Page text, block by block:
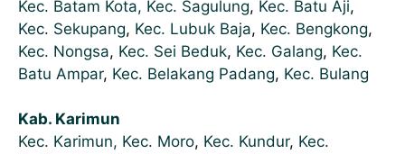
Kec. Batam Kota, Kec. Sagulung, Kec. Batu Aji,
Kec. Sekupang, Kec. Lubuk Baja, Kec. Bengkong,
Kec. Nongsa, Kec. Sei Beduk, Kec. Galang, Kec.
Batu Ampar, Kec. Belakang Padang, Kec. Bulang
Kab. Karimun
Kec. Karimun, Kec. Moro, Kec. Kundur, Kec.